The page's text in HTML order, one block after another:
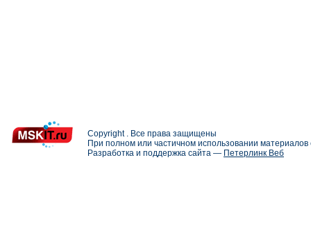
Copyright . Все права защищены
При полном или частичном использовании
Разработка и поддержка сайта — Петерлинк Веб